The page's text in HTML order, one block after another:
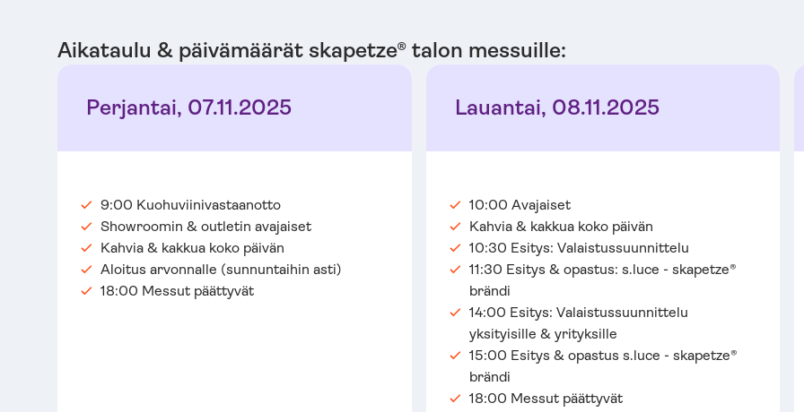
Aikataulu & päivämäärät skapetze® talon messuille:
Perjantai, 07.11.2025
9:00 Kuohuviinivastaanotto
Showroomin & outletin avajaiset
Kahvia & kakkua koko päivän
Aloitus arvonnalle (sunnuntaihin asti)
18:00 Messut päättyvät
Lauantai, 08.11.2025
10:00 Avajaiset
Kahvia & kakkua koko päivän
10:30 Esitys: Valaistussuunnittelu
11:30 Esitys & opastus: s.luce - skapetze®
brändi
14:00 Esitys: Valaistussuunnittelu
yksityisille & yrityksille
15:00 Esitys & opastus s.luce - skapetze®
brändi
18:00 Messut päättyvät